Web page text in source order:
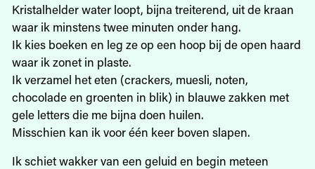
Kristalhelder water loopt, bijna treiterend, uit de kraan
waar ik minstens twee minuten onder hang.
Ik kies boeken en leg ze op een hoop bij de open haard
waar ik zonet in plaste.
Ik verzamel het eten (crackers, muesli, noten,
chocolade en groenten in blik) in blauwe zakken met
gele letters die me bijna doen huilen.
Misschien kan ik voor één keer boven slapen.
Ik schiet wakker van een geluid en begin meteen